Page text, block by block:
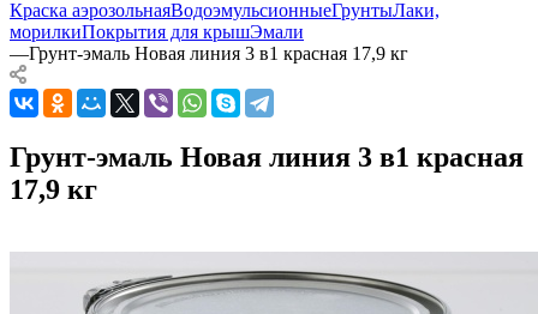
Краска аэрозольнаяВодоэмульсионныеГрунтыЛаки,
морилкиПокрытия для крышЭмали
—Грунт-эмаль Новая линия 3 в1 красная 17,9 кг
Грунт-эмаль Новая линия 3 в1 красная
17,9 кг